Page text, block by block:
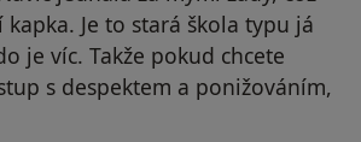
Je to stará škola typu já
je víc. Takže pokud chcete
s despektem a ponižováním,